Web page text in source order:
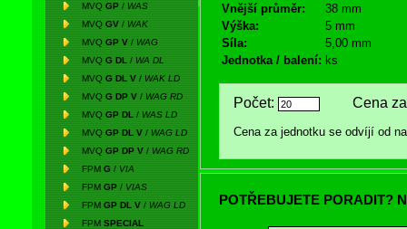
MVQ GP / WAS
MVQ GV / WAK
MVQ GP V / WAG
MVQ G DL / WA DL
MVQ G DL V / WAK LD
MVQ G DP V / WAG RD
MVQ GP DL / WAS LD
MVQ GP DL V / WAG LD
MVQ GP DP V / WAG RD
FPM G / VIA
FPM GP / VIAS
FPM GP DL V / WAG LD
FPM SPECIAL
Vnější průměr:
38 mm
Výška:
5 mm
Síla:
5,00 mm
Jednotka / balení: ks
Počet: Cena za
Cena za jednotku se odvíjí od
POTŘEBUJETE PORADIT?